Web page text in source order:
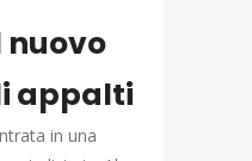
appalti
in una